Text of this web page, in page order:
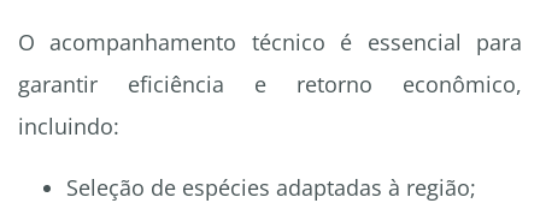
O acompanhamento técnico é essencial para
garantir eficiência e retorno econômico,
incluindo:
Seleção de espécies adaptadas à região;